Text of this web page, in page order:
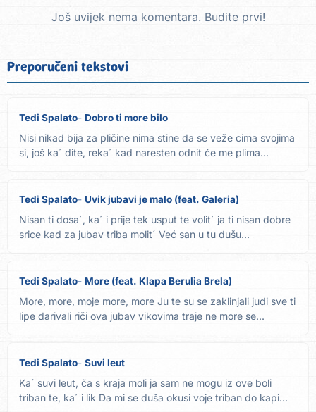
Još uvijek nema komentara. Budite prvi!
Preporučeni tekstovi
Tedi Spalato Dobro ti more bilo
Nisi nikad bija za pličine nima stine da se veže cima svojima
si, još ka´ dite, reka´ kad naresten odnit će me plima...
Tedi Spalato Uvik jubavi je malo (feat. Galeria)
Nisan ti dosa´, ka´ i prije tek usput te volit´ ja ti nisan dobre
srice kad za jubav triba molit´ Već san u tu dušu...
Tedi Spalato More (feat. Klapa Berulia Brela)
More, more, moje more, more Ju te su se zaklinjali judi sve ti
lipe darivali riči ova jubav vikovima traje ne more se...
Tedi Spalato Suvi leut
Ka´ suvi leut, ča s kraja moli ja sam ne mogu iz ove boli
triban te, ka´ i lik Da mi se duša okusi voje triban do kapi...